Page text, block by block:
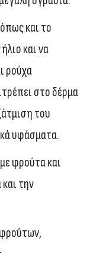
και το
και να
ρούχα
στο δέρμα
του
υφάσματα.
φρούτα και
την